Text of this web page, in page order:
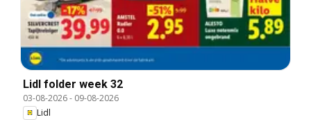
Lidl folder week 32
03-08-2026- 09-08-2026
Lidl